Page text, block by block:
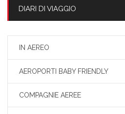
DIARI DI VIAGGIO
IN AEREO
AEROPORTI BABY FRIENDLY
COMPAGNIE AEREE